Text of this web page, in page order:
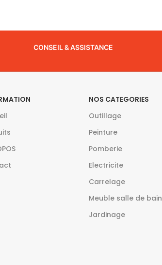
CONSEIL & ASSISTANCE
NOS CATEGORIES
Outillage
Peinture
Pomberie
Electricite
Carrelage
Meuble salle de bain
Jardinage